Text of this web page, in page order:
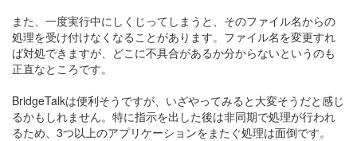
また、一度実行中にしくじってしまうと、そのファイル名からの
処理を受け付けなくなることがあります。ファイル名を変更すれ
ば対処できますが、どこに不具合があるか分からないというのも
正直なところです。
BridgeTalkは便利そうですが、いざやってみると大変そうだと感じ
るかもしれません。特に指示を出した後は非同期で処理が行われ
るため、3つ以上のアプリケーションをまたぐ処理は面倒です。